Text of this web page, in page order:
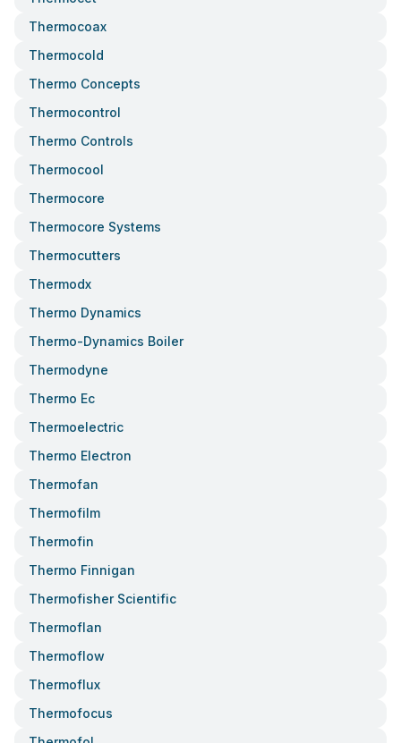
Thermocoax
Thermocold
Thermo Concepts
Thermocontrol
Thermo Controls
Thermocool
Thermocore
Thermocore Systems
Thermocutters
Thermodx
Thermo Dynamics
Thermo-Dynamics Boiler
Thermodyne
Thermo Ec
Thermoelectric
Thermo Electron
Thermofan
Thermofilm
Thermofin
Thermo Finnigan
Thermofisher Scientific
Thermoflan
Thermoflow
Thermoflux
Thermofocus